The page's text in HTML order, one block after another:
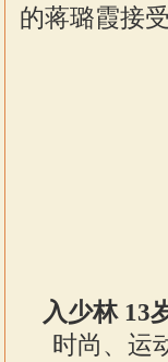
的蒋璐霞接
入少林 13
时尚、运